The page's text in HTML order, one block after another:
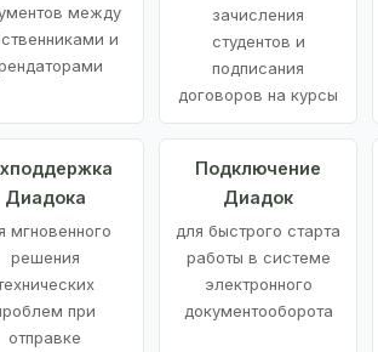
между
и
зачисления
студентов и
подписания
договоров на курсы
Диадока
мгновенного
решения
при
отправке
Подключение
Диадок
для быстрого старта
работы в системе
электронного
документооборота